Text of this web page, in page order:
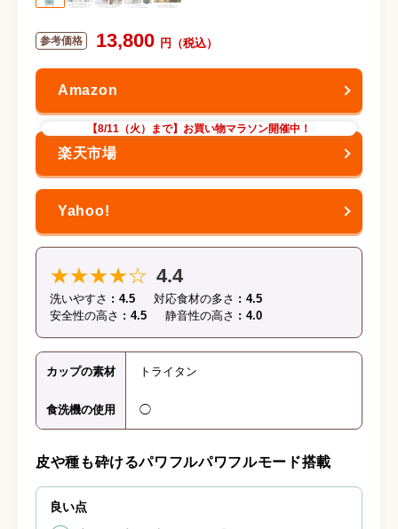
13,800
【8/11（火）まで】お買い物マラソン開催中！
★★★★☆ 4.4
洗いやすさ 4.5 対応食材の多さ
4.5
安全性の高さ
4.5 静音性の高さ 4.0
カップの素材 トライタン
食洗機の使用 ◯
皮や種も砕けるパワフルパワフルモード搭載
良い点